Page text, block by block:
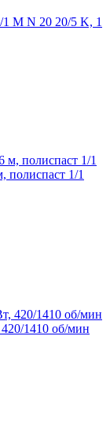
1 M N 20 20/5 K, 1
полиспаст 1/1
1410 об/мин